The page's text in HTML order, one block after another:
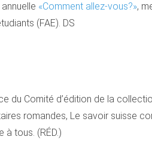
«Comment allez-vous?»,
(FAE). DS
du Comité d’édition de la
romandes, Le savoir suisse
tous. (RÉD.)